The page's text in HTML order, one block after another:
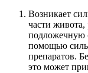
Возникает
части живота,
подложечную
помощью
препаратов.
это может